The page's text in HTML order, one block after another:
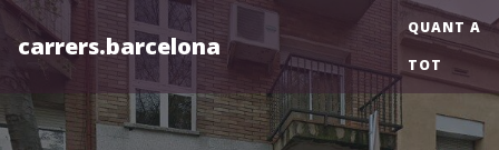
carrers.barcelona
QUANT A
TOT